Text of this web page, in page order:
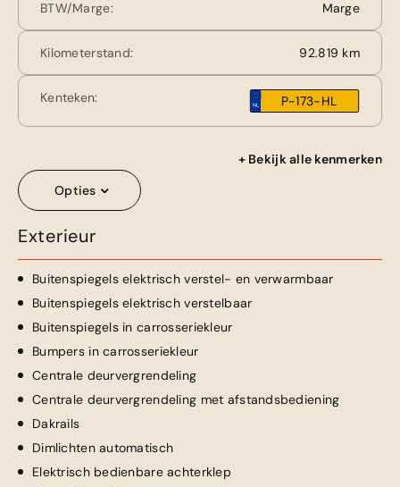
BTW/Marge: Marge
Kilometerstand: 92.819 km
Kenteken: P-173-HL
+ Bekijk alle kenmerken
Opties
Exterieur
Buitenspiegels elektrisch verstel- en verwarmbaar
Buitenspiegels elektrisch verstelbaar
Buitenspiegels in carrosseriekleur
Bumpers in carrosseriekleur
Centrale deurvergrendeling
Centrale deurvergrendeling met afstandsbediening
Dakrails
Dimlichten automatisch
Elektrisch bedienbare achterklep